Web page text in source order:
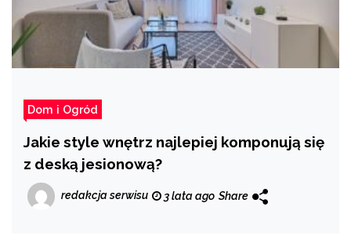
Dom i Ogród
Jakie style wnętrz najlepiej komponują się
z deską jesionową?
redakcja serwisu 3 lata ago Share